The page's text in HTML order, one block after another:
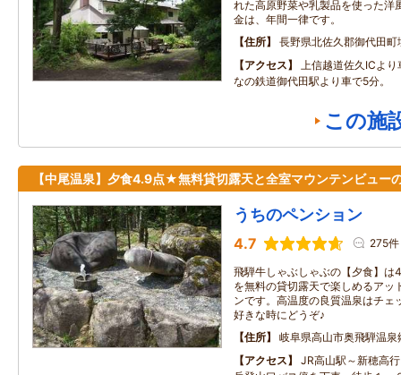
れた高原野菜や乳製品を使った
金は、年間一律です。
住所
長野県北佐久郡御代田
アクセス
上信越道佐久ICよ
なの鉄道御代田駅より車で5分。
この施
【中尾温泉】夕食4.9点★無料貸切露天と全室マウンテンビュー
うちのペンション
4.7 275件
飛騨牛しゃぶしゃぶの【夕食】
を無料の貸切露天で楽しめるアッ
ンです。高温度の良質温泉はチェ
好きな時にどうぞ♪
住所
岐阜県高山市奥飛騨温泉
アクセス
JR高山駅～新穂高